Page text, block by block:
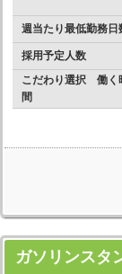
週当たり最低勤務日
採用予定人数
こだわり選択 働く
間
ガソリンスタ